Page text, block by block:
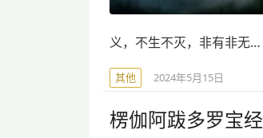
义，不生不灭，非有非无…
其他 2024年5月15日
楞伽阿跋多罗宝经